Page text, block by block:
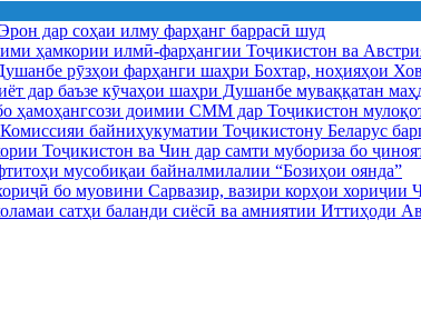
дар соҳаи илму фарҳанг баррасӣ шуд
ҳамкории илмӣ-фарҳангии Тоҷикистон ва
рӯзҳои фарҳанги шаҳри Бохтар, ноҳияҳои
дар баъзе кӯчаҳои шаҳри Душанбе муваққатан
ҳамоҳангсози доимии СММ дар Тоҷикистон
байниҳукуматии Тоҷикистону Беларус
Тоҷикистон ва Чин дар самти мубориза бо
мусобиқаи байналмилалии “Бозиҳои оянда”
бо муовини Сарвазир, вазири корҳои
сатҳи баланди сиёсӣ ва амниятии Иттиҳоди